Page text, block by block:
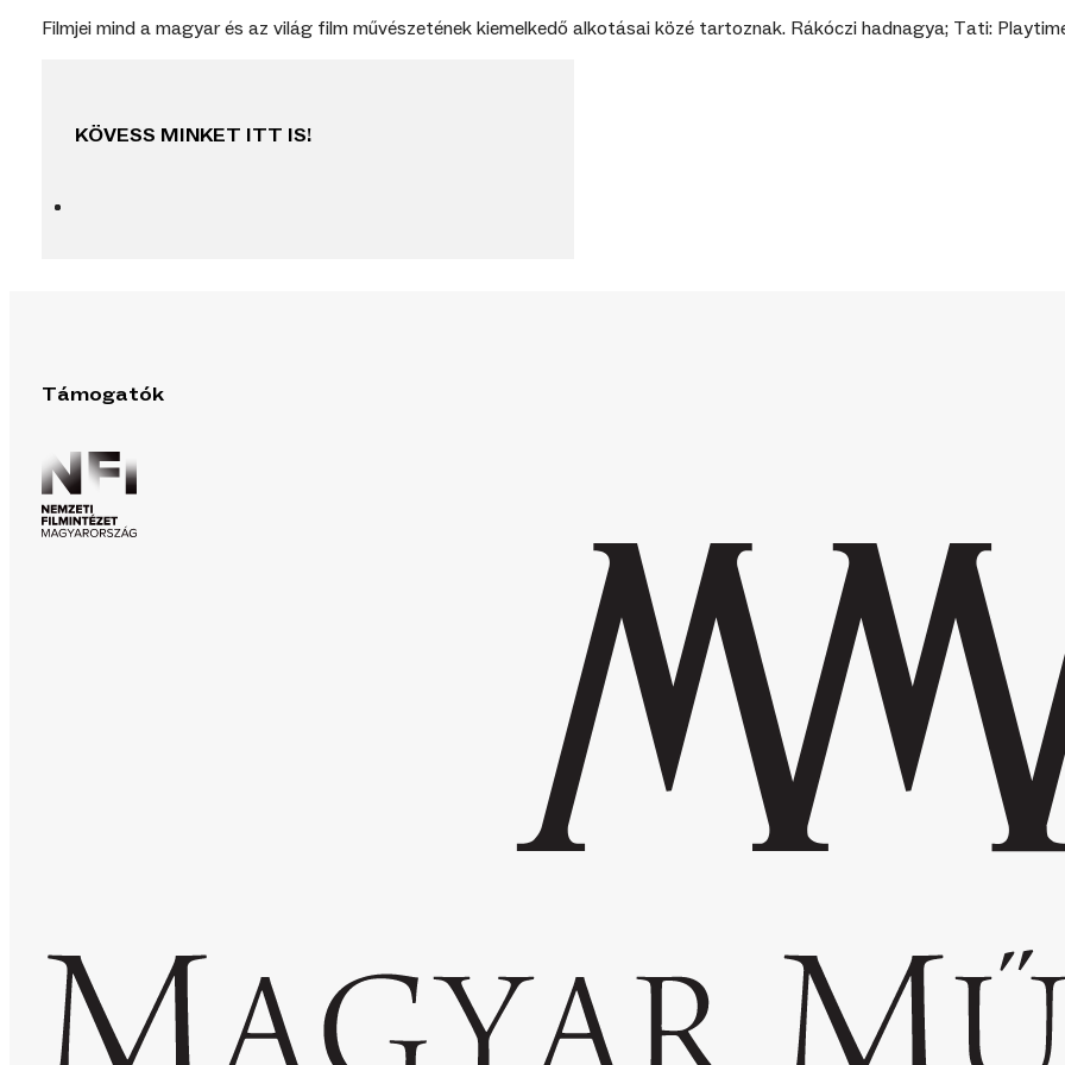
Filmjei mind a magyar és az világ film művészetének kiemelkedő alkotásai közé tartoznak. Rákóczi hadnagya; Tati:
KÖVESS MINKET ITT IS!
Támogatók